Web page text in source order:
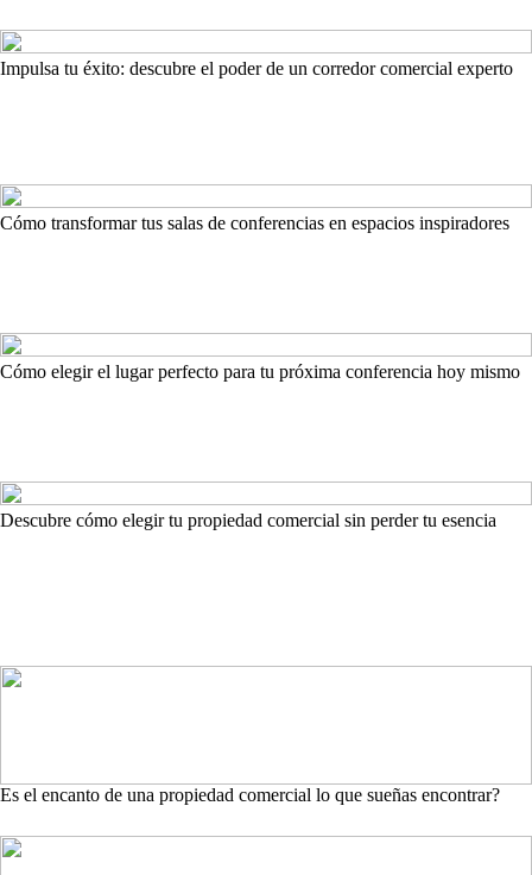
Impulsa tu éxito: descubre el poder de un corredor comercial experto
Cómo transformar tus salas de conferencias en espacios inspiradores
Cómo elegir el lugar perfecto para tu próxima conferencia hoy mismo
Descubre cómo elegir tu propiedad comercial sin perder tu esencia
Es el encanto de una propiedad comercial lo que sueñas encontrar?